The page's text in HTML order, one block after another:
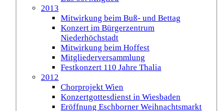
2013
Mitwirkung beim Buß- und Bettag
Konzert im Bürgerzentrum
Niederhöchstadt
Mitwirkung beim Hoffest
Mitgliederversammlung
Festkonzert 110 Jahre Thalia
2012
Chorprojekt Wien
Konzertgottesdienst in Wiesbaden
Eröffnung Eschborner Weihnachtsmarkt